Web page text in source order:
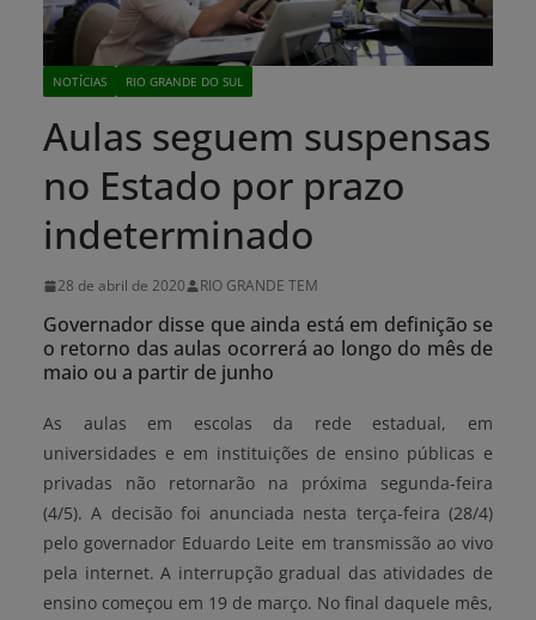
NOTÍCIAS RIO GRANDE DO SUL
Aulas seguem suspensas
no Estado por prazo
indeterminado
28 de abril de 2020 RIO GRANDE TEM
Governador disse que ainda está em definição se
o retorno das aulas ocorrerá ao longo do mês de
maio ou a partir de junho
As aulas em escolas da rede estadual, em
universidades e em instituições de ensino públicas e
privadas não retornarão na próxima segunda-feira
(4/5). A decisão foi anunciada nesta terça-feira (28/4)
pelo governador Eduardo Leite em transmissão ao vivo
pela internet. A interrupção gradual das atividades de
ensino começou em 19 de março. No final daquele mês,